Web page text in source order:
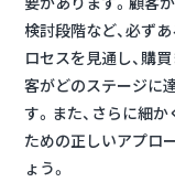
検討段階など、必ず
ロセスを見通し、購
客がどのステージに
す。また、さらに細
ための正しいアプロ
ょう。